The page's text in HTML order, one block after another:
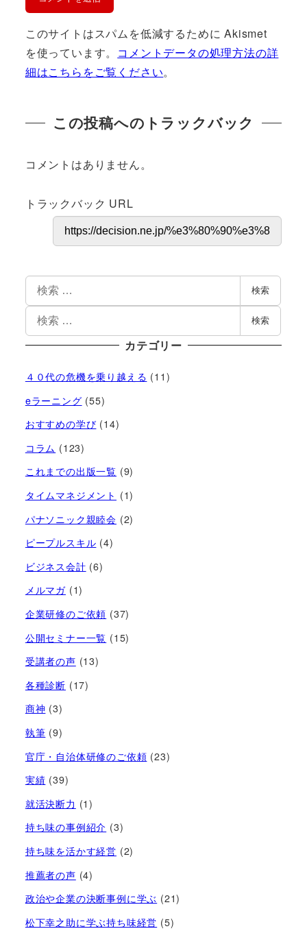
このサイトはスパムを低減するために Akismet
を使っています。 コメントデータの処理方法の詳
細はこちらをご覧ください。
この投稿へのトラックバック
コメントはありません。
トラックバック URL
検索
検索
カテゴリー
４０代の危機を乗り越える (11)
eラーニング (55)
おすすめの学び (14)
コラム (123)
これまでの出版一覧 (9)
タイムマネジメント (1)
パナソニック親睦会 (2)
ピープルスキル (4)
ビジネス会計 (6)
メルマガ (1)
企業研修のご依頼 (37)
公開セミナー一覧 (15)
受講者の声 (13)
各種診断 (17)
商神 (3)
執筆 (9)
官庁・自治体研修のご依頼 (23)
実績 (39)
就活決断力 (1)
持ち味の事例紹介 (3)
持ち味を活かす経営​ (2)
推薦者の声 (4)
政治や企業の決断事例に学ぶ (21)
松下幸之助に学ぶ持ち味経営 (5)